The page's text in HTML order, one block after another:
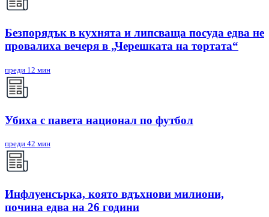
Безпорядък в кухнята и липсваща посуда едва не
провалиха вечеря в „Черешката на тортата“
преди 12 мин
Убиха с павета национал по футбол
преди 42 мин
Инфлуенсърка, която вдъхнови милиони,
почина едва на 26 години